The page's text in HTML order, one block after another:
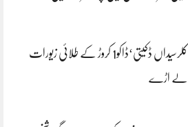
کلرسیداں ڈکیتی‘ڈاکو1 کروڑ کے طلائی زیورات
لے اڑے